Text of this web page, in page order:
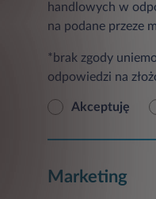
2.2.
trzecich
produktach,
ust. 1 lit. a
2.3
handlowych w
na podane przeze
*brak zgody
odpowiedzi na
Akceptuję
Marketing